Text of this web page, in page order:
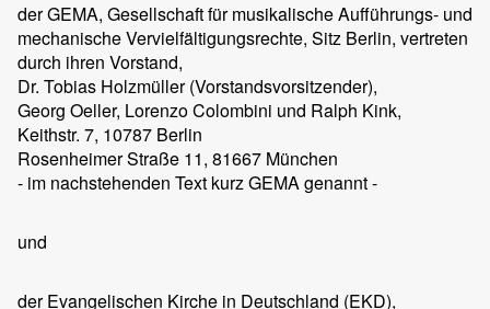
der GEMA, Gesellschaft für musikalische Aufführungs- und
mechanische Vervielfältigungsrechte, Sitz Berlin, vertreten
durch ihren Vorstand,
Dr. Tobias Holzmüller (Vorstandsvorsitzender),
Georg Oeller, Lorenzo Colombini und Ralph Kink,
Keithstr. 7, 10787 Berlin
Rosenheimer Straße 11, 81667 München
- im nachstehenden Text kurz GEMA genannt -
und
der Evangelischen Kirche in Deutschland (EKD),